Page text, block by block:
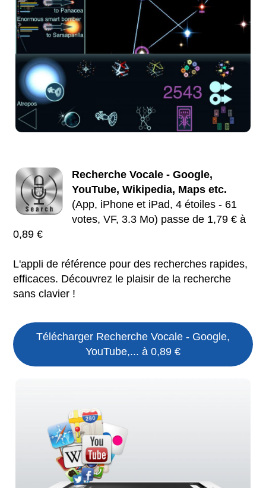
Recherche Vocale - Google,
YouTube, Wikipedia, Maps etc.
(App, iPhone et iPad, 4 étoiles - 61
votes, VF, 3.3 Mo) passe de 1,79 € à
0,89 €
L'appli de référence pour des recherches rapides,
efficaces. Découvrez le plaisir de la recherche
sans clavier !
Télécharger Recherche Vocale - Google,
YouTube,... à 0,89 €